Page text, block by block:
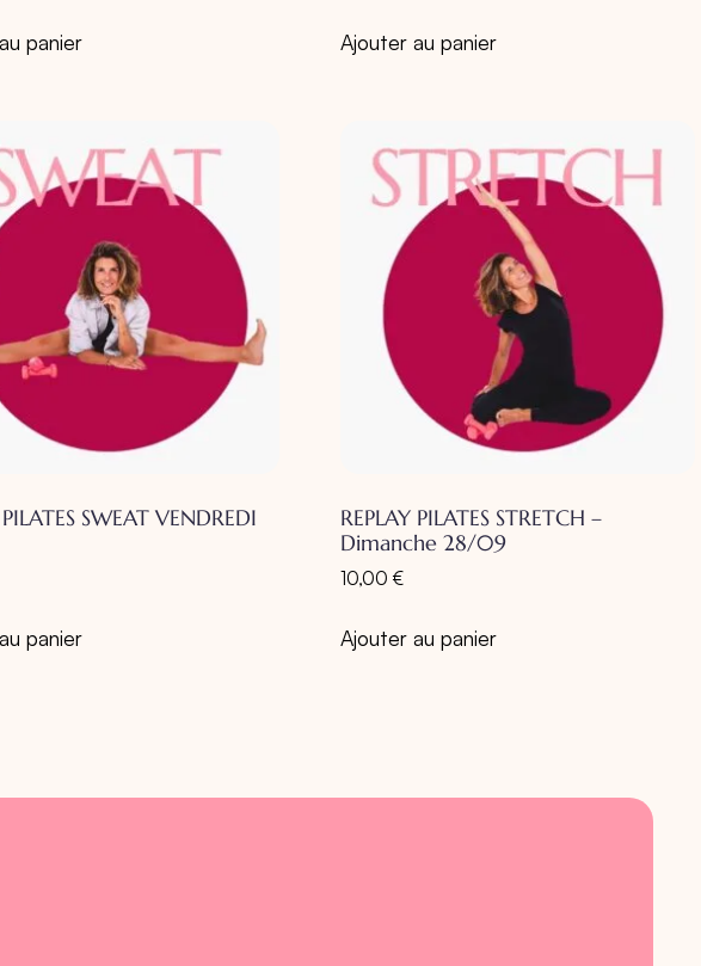
panier Ajouter au panier
SWEAT VENDREDI
panier
REPLAY PILATES STRETCH –
Dimanche 28/09
10,00€
Ajouter au panier